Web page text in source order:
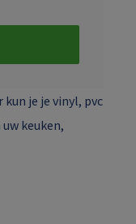
je je vinyl, pvc
keuken,